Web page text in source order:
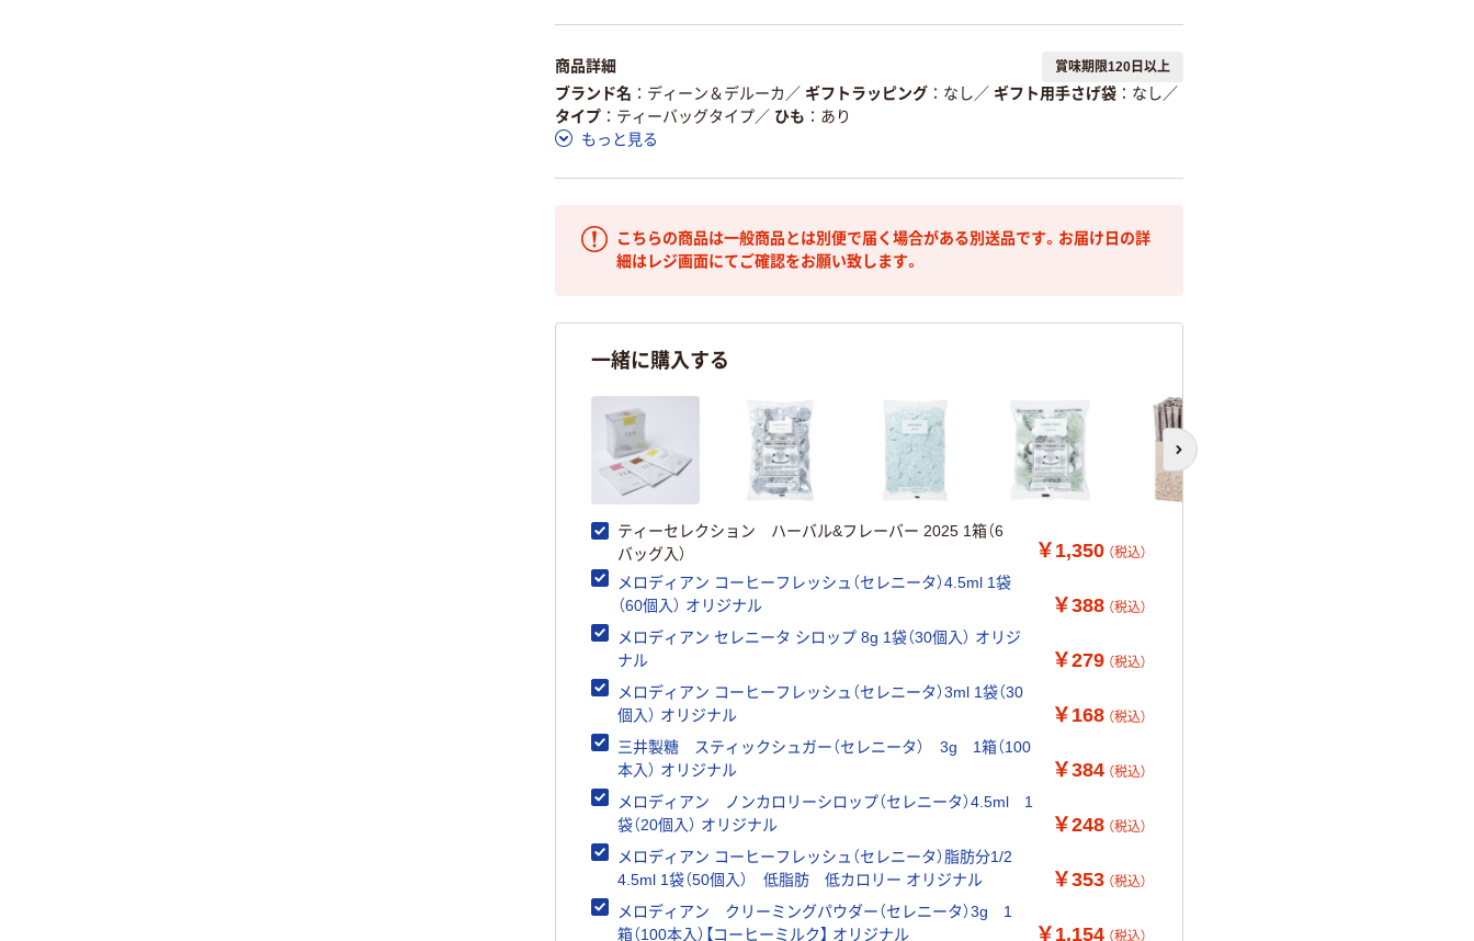
商品詳細 賞味期限120日以上
ブランド名 ディーン＆デルーカ ／ ギフトラッピング なし ／ ギフト用手さげ袋 なし ／
タイプ
ティーバッグタイプ／ ひも
あり
もっと見る
こちらの商品は一般商品とは別便で届く場合がある別送品です。お届け日の詳
細はレジ画面にてご確認をお願い致します。
一緒に購入する
次のスライドへ
ティーセレクション ハーバル&フレーバー 2025 1箱（6
バッグ入）
￥1,350 （税込）
メロディアン コーヒーフレッシュ（セレニータ）4.5ml 1袋
（60個入） オリジナル
￥388 （税込）
メロディアン セレニータ シロップ 8g 1袋（30個入） オリジ
ナル
￥279 （税込）
メロディアン コーヒーフレッシュ（セレニータ）3ml 1袋（30
個入） オリジナル
￥168 （税込）
三井製糖 スティックシュガー（セレニータ） 3g 1箱（100
本入） オリジナル
￥384 （税込）
メロディアン ノンカロリーシロップ（セレニータ）4.5ml 1
袋（20個入） オリジナル
￥248 （税込）
メロディアン コーヒーフレッシュ（セレニータ）脂肪分1/2
4.5ml 1袋（50個入） 低脂肪 低カロリー オリジナル
￥353 （税込）
メロディアン クリーミングパウダー（セレニータ）3g 1
箱（100本入）【コーヒーミルク】 オリジナル
￥1,154 （税込）